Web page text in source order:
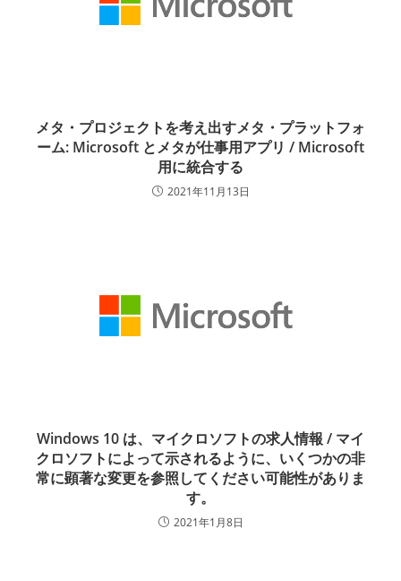
メタ・プロジェクトを考え出すメタ・プラットフォ
ーム: Microsoft とメタが仕事用アプリ / Microsoft
用に統合する
2021年11月13日
Windows 10 は、マイクロソフトの求人情報 / マイ
クロソフトによって示されるように、いくつかの非
常に顕著な変更を参照してください可能性がありま
す。
2021年1月8日